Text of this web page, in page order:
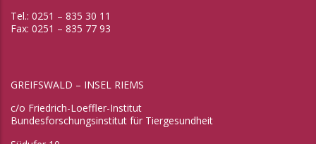
Tel.: 0251 – 835 30 11
Fax: 0251 – 835 77 93
GREIFSWALD – INSEL RIEMS
c/o Friedrich-Loeffler-Institut
Bundesforschungsinstitut für Tiergesundheit